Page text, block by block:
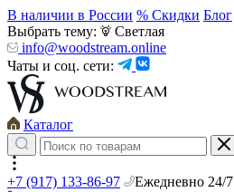
В наличии в России % Скидки Блог
Выбрать тему:
Светлая
info@woodstream.online
Чаты и соц. сети:
Каталог
+7 (917) 133-86-97
Ежедневно 24/7